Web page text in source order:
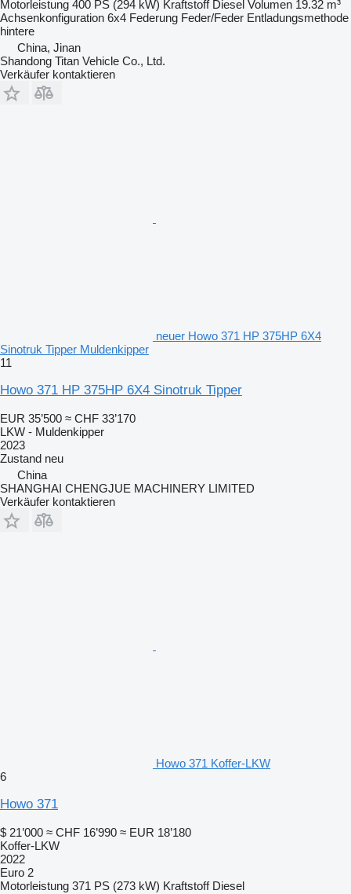
Motorleistung 400 PS (294 kW) Kraftstoff Diesel Volumen 19.32 m³
Achsenkonfiguration 6x4 Federung Feder/Feder Entladungsmethode
hintere
China, Jinan
Shandong Titan Vehicle Co., Ltd.
Verkäufer kontaktieren
neuer Howo 371 HP 375HP 6X4
Sinotruk Tipper Muldenkipper
11
Howo 371 HP 375HP 6X4 Sinotruk Tipper
EUR 35’500 ≈ CHF 33’170
LKW - Muldenkipper
2023
Zustand neu
China
SHANGHAI CHENGJUE MACHINERY LIMITED
Verkäufer kontaktieren
Howo 371 Koffer-LKW
6
Howo 371
$ 21’000 ≈ CHF 16’990 ≈ EUR 18’180
Koffer-LKW
2022
Euro 2
Motorleistung 371 PS (273 kW) Kraftstoff Diesel